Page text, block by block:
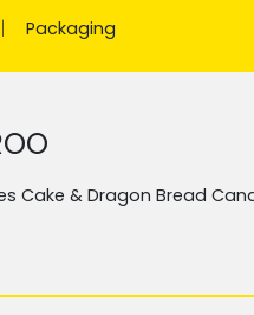
Packaging
Cake & Dragon Bread